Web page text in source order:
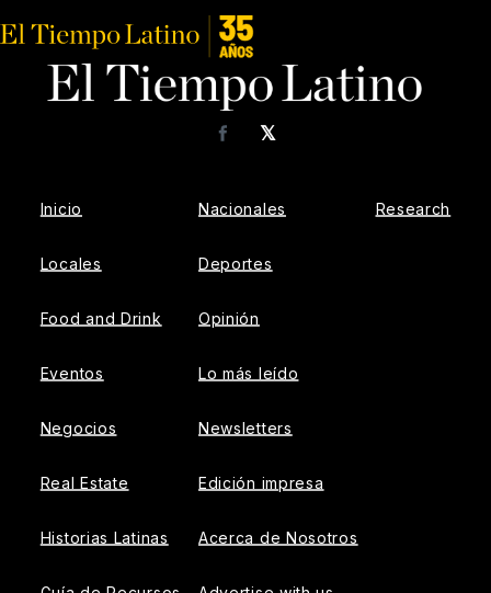
𝕏
Facebook
Inicio
Locales
Food and Drink
Eventos
Negocios
Real Estate
Historias Latinas
Nacionales
Deportes
Opinión
Lo más leído
Newsletters
Edición impresa
Acerca de Nosotros
Research